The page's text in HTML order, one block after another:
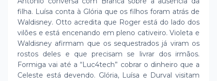
filha. Luísa conta à Glória que os filhos foram atrás de
Waldisney. Otto acredita que Roger está do lado dos
vilões e está encenando em pleno cativeiro. Violeta e
Waldisney afirmam que os sequestrados já viram os
rostos deles e que precisam se livrar dos irmãos.
Formiga vai até a “Luc4tech” cobrar o dinheiro que a
Celeste está devendo. Glória, Luísa e Durval visitam